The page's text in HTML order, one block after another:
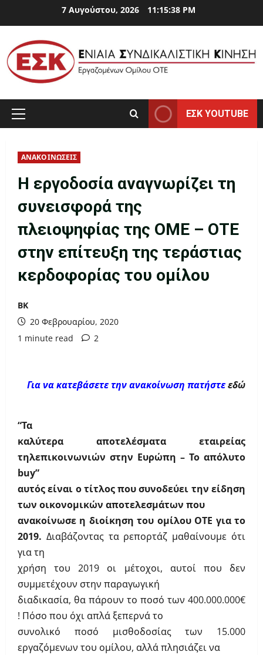
to
content
7 Αυγούστου, 2026 11:15:39 PM
Primary
ΕΣΚ YOUTUBE
ΑΝΑΚΟΙΝΩΣΕΙΣ
Η εργοδοσία αναγνωρίζει τη
συνεισφορά της
πλειοψηφίας της ΟΜΕ – ΟΤΕ
στην επίτευξη της τεράστιας
κερδοφορίας του ομίλου
ΒΚ
20 Φεβρουαρίου, 2020
1 minute read
2
Για να κατεβάσετε την ανακοίνωση πατήστεεδώ
“Τα
καλύτερα αποτελέσματα εταιρείας
τηλεπικοινωνιών στην Ευρώπη – Το απόλυτο
buy”
αυτός είναι ο τίτλος που συνοδεύει την είδηση
των οικονομικών αποτελεσμάτων που
ανακοίνωσε η διοίκηση του ομίλου ΟΤΕ για το
2019. Διαβάζοντας τα ρεπορτάζ μαθαίνουμε ότι
για τη
χρήση του 2019 οι μέτοχοι, αυτοί που δεν
συμμετέχουν στην παραγωγική
διαδικασία, θα πάρουν το ποσό των 400.000.000€
! Πόσο που όχι απλά ξεπερνά το
συνολικό ποσό μισθοδοσίας των 15.000
εργαζόμενων του ομίλου, αλλά πλησιάζει να